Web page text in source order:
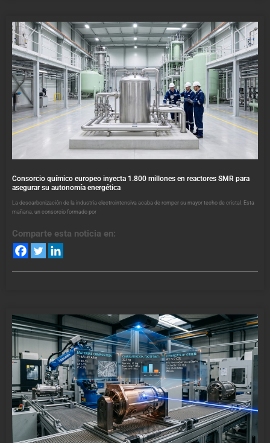
Consorcio químico europeo inyecta 1.800 millones en reactores SMR para
asegurar su autonomía energética
La descarbonización de la industria electrointensiva acaba de romper su mayor techo de cristal. Esta
mañana, un consorcio formado por
Comparte esta noticia en: